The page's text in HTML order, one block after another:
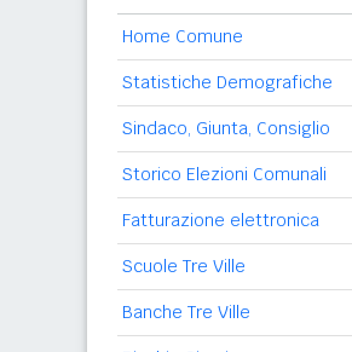
Home Comune
Statistiche Demografiche
Sindaco, Giunta, Consiglio
Storico Elezioni Comunali
Fatturazione elettronica
Scuole Tre Ville
Banche Tre Ville